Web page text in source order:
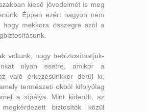
kieső jövedelmét is meg
Éppen ezért nagyon nem
hogy mekkora összegre szól a
voltunk, hogy bebiztosíthatjuk-
olyan esetre, amikor a
való érkezésünkkor derül ki,
természeti okból kifolyólag
a sípálya. Mint kiderült, az
biztosítók közül